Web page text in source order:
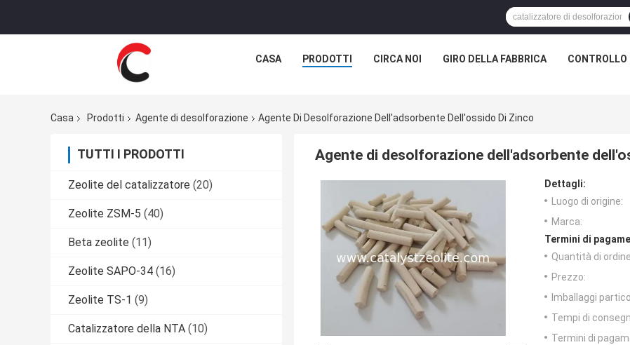
CASA PRODOTTI CIRCA NOI GIRO DELLA FABBRICA
Casa Prodotti Agente di desolforazione Agente Di Desolforazione Dell'adsorbente Dell'ossido Di Zinco
TUTTI I PRODOTTI
Zeolite del catalizzatore (20)
Zeolite ZSM-5 (40)
Beta zeolite (11)
Zeolite SAPO-34 (16)
Zeolite TS-1 (9)
Catalizzatore della NTA (10)
Agente di desolforazione dell'adsorbente
Dettagli:
Luogo di origine:
Marca:
Termini di
Quantità di
Prezzo:
Imballaggi
Tempi di
Termini di